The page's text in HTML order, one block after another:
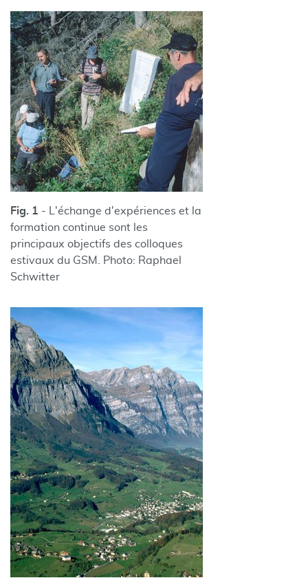
Fig. 1 - L'échange d'expériences et la
formation continue sont les
principaux objectifs des colloques
estivaux du GSM. Photo: Raphael
Schwitter